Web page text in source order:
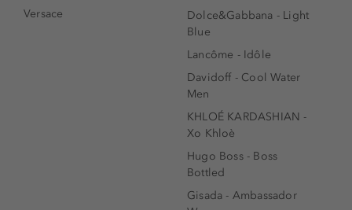
Versace
Dolce&Gabbana - Light
Blue
Lancôme - Idôle
Davidoff - Cool Water
Men
KHLOÉ KARDASHIAN -
Xo Khloè
Hugo Boss - Boss
Bottled
Gisada - Ambassador